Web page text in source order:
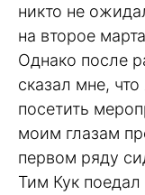
никто не
на второе
Однако после
сказал мне,
посетить
моим глазам
первом ряду
Тим Кук поедал